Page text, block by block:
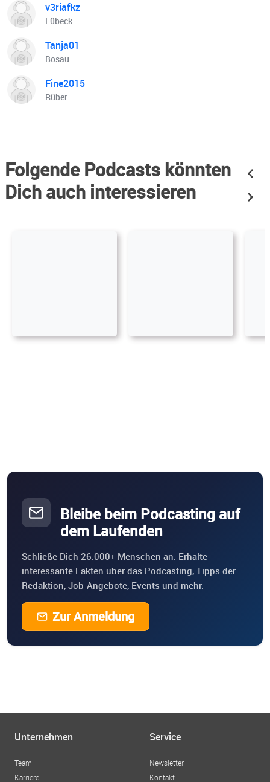
v3riafkz
Lübeck
Tanja01
Bosau
Fine2015
Rüber
Folgende Podcasts könnten
Dich auch interessieren
Bleibe beim Podcasting auf
dem Laufenden
Schließe Dich 26.000+ Menschen an. Erhalte
interessante Fakten über das Podcasting, Tipps der
Redaktion, Job-Angebote, Events und mehr.
Zur Anmeldung
Unternehmen
Team
Karriere
Service
Newsletter
Kontakt